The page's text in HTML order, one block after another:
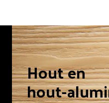
Hout en
hout-